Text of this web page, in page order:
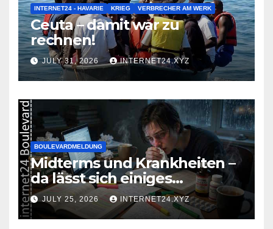
INTERNET24 - HAVARIE KRIEG VERBRECHER AM WERK
Ceuta – damit war zu
rechnen!
JULY 31, 2026 INTERNET24.XYZ
BOULEVARDMELDUNG
Midterms und Krankheiten –
da lässt sich einiges
zusammenbrauen!
JULY 25, 2026 INTERNET24.XYZ